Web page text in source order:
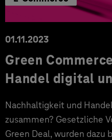
01.11.2023
Green
Handel digital
Nachhaltigkeit und
zusammen? Gesetzliche
Green Deal, wurden dazu